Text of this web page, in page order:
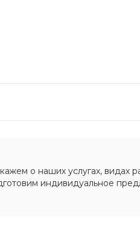
о наших услугах, видах
индивидуальное